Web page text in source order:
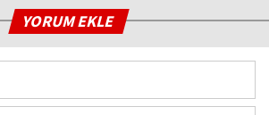
YORUM EKLE